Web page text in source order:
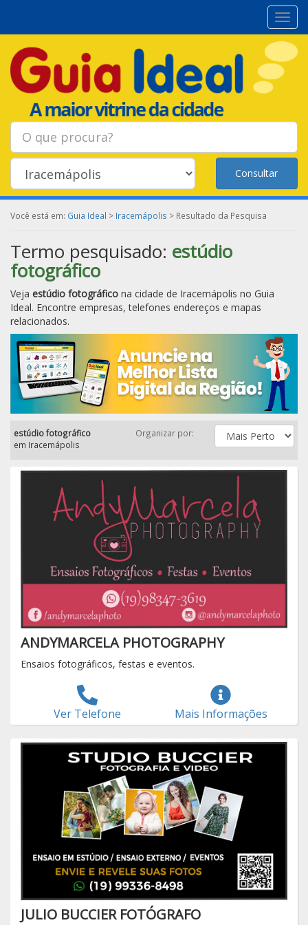
Consultar
Você está em: Guia Ideal > Iracemápolis > Resultado da Pesquisa
Termo pesquisado: estúdio
fotográfico
Veja estúdio fotográfico na cidade de Iracemápolis no Guia
Ideal. Encontre empresas, telefones endereços e mapas
relacionados.
estúdio fotográfico
em Iracemápolis
Organizar por:
ANDYMARCELA PHOTOGRAPHY
Ensaios fotográficos, festas e eventos.
Ver Telefone Mais Informações
JULIO BUCCIER FOTÓGRAFO